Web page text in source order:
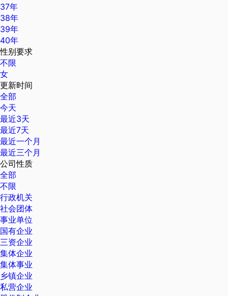
37年
38年
39年
40年
性别要求
不限
女
更新时间
全部
今天
最近3天
最近7天
最近一个月
最近三个月
公司性质
全部
不限
行政机关
社会团体
事业单位
国有企业
三资企业
集体企业
集体事业
乡镇企业
私营企业